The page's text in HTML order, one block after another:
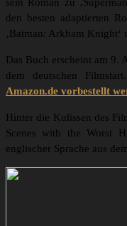
sein Roman zu
den besten adaptierten
‚Batman: Arkham Knight‘
Das Buch erscheint am 9.
dem deutschen
Amazon.de vorbestellt
Hinter die Kulissen des
Scenes with the Worst
englischer Sprache aus